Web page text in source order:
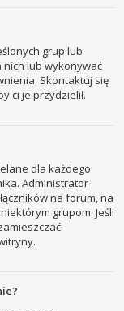
grup lub
nich lub wykonywać
Skontaktuj się
ci je przydzielił.
dla każdego
Administrator
na forum, na
grupom. Jeśli